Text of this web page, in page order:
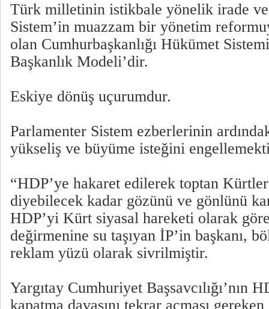
Türk milletinin istikbale yönelik irade ve
Sistem’in muazzam bir yönetim
olan Cumhurbaşkanlığı Hükümet
Başkanlık Modeli’dir.
Eskiye dönüş uçurumdur.
Parlamenter Sistem ezberlerinin
yükseliş ve büyüme isteğini
“HDP’ye hakaret edilerek toptan
diyebilecek kadar gözünü ve gönlünü
HDP’yi Kürt siyasal hareketi olarak
değirmenine su taşıyan İP’in başkanı,
reklam yüzü olarak sivrilmiştir.
Yargıtay Cumhuriyet Başsavcılığı’nın
kapatma davasını tekrar açması